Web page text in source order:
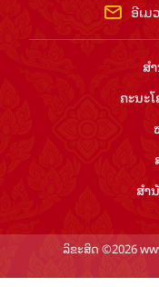
ອີເມ
ສ
ຄະນະ
ສຳ​
ລິຂະສິດ ©2026